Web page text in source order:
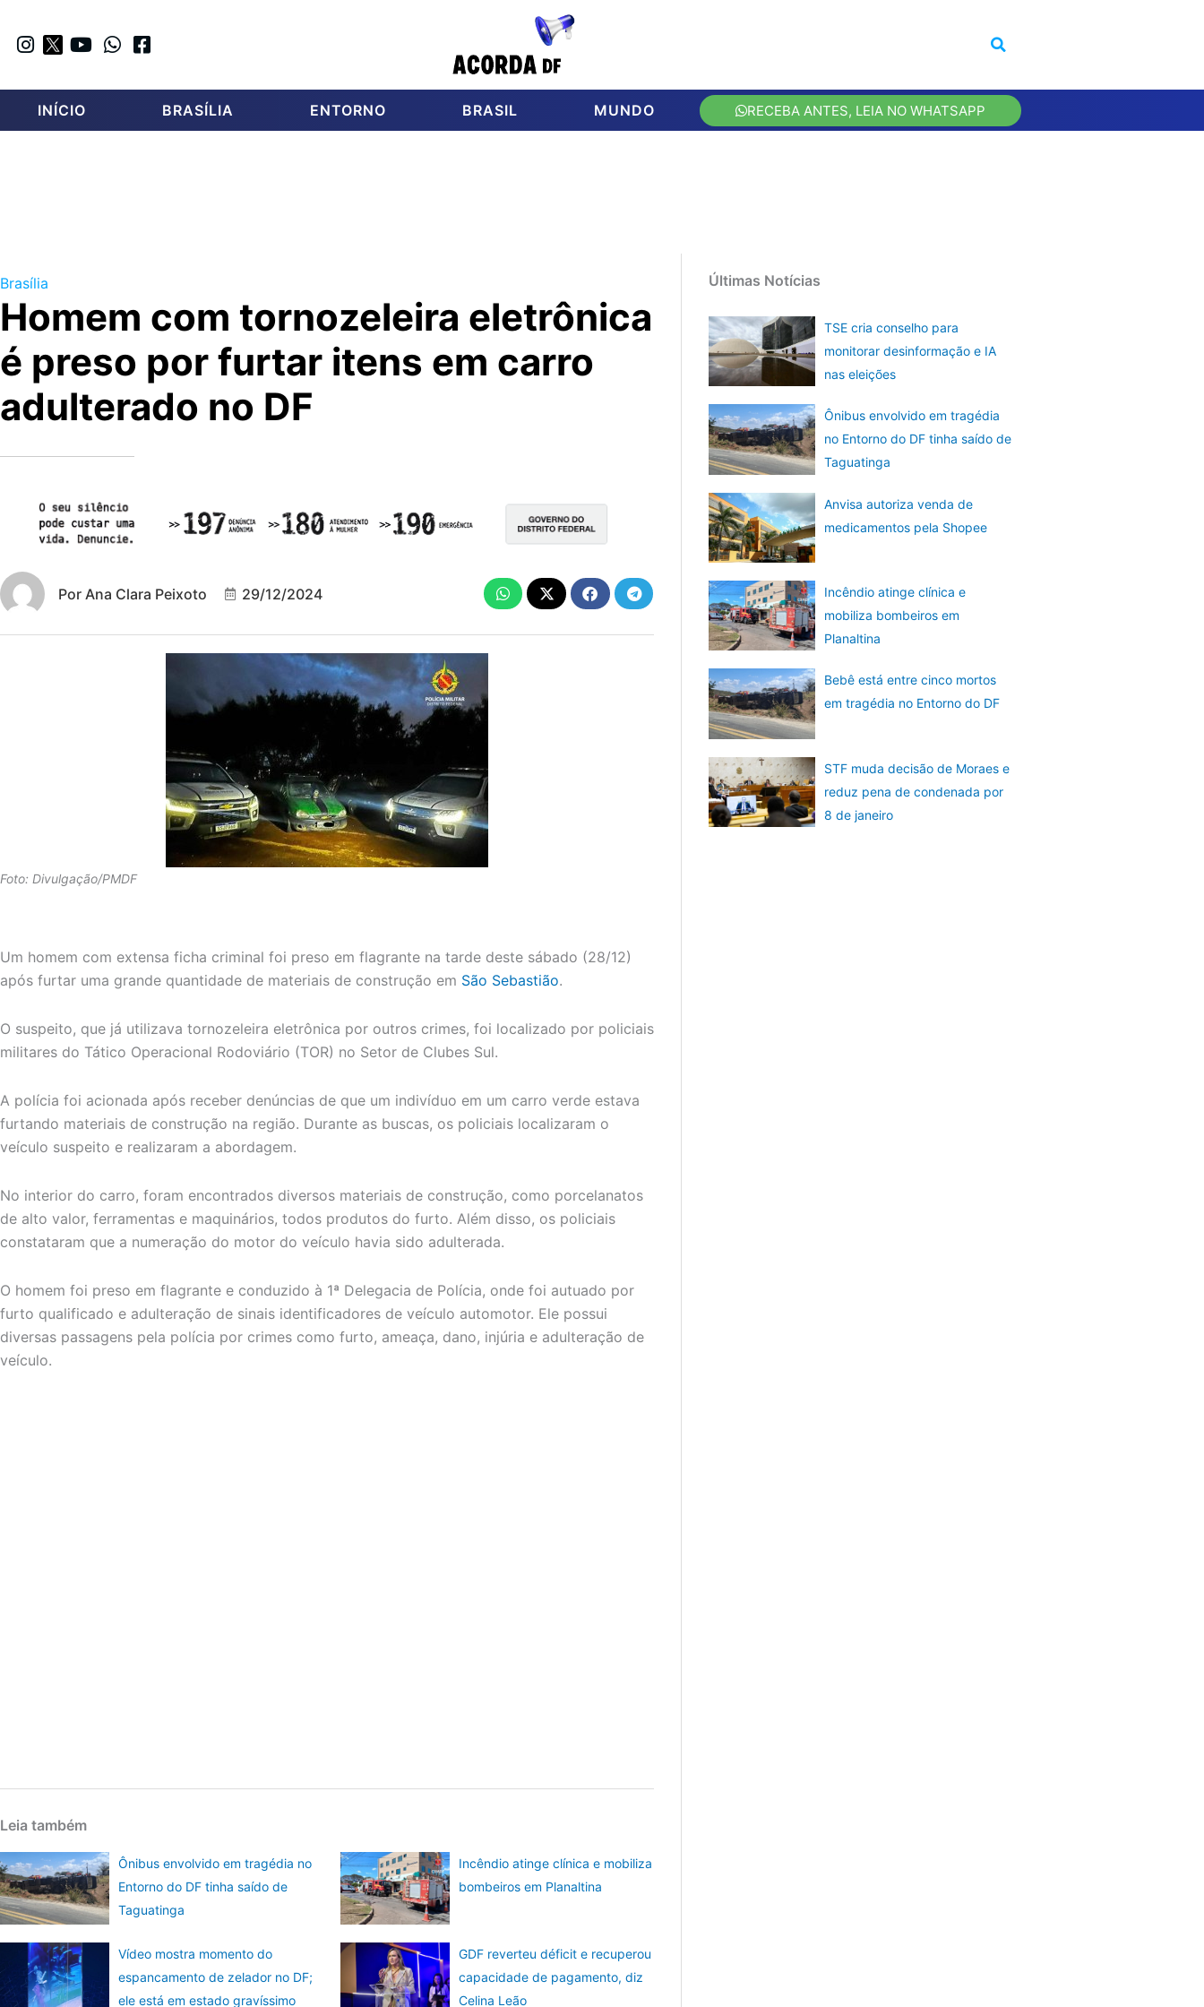
INÍCIO BRASÍLIA ENTORNO BRASIL MUNDO RECEBA ANTES, LEIA NO WHATSAPP
Brasília
Homem com tornozeleira eletrônica
é preso por furtar itens em carro
adulterado no DF
Por Ana Clara Peixoto 29/12/2024
Foto: Divulgação/PMDF
Um homem com extensa ficha criminal foi preso em flagrante na tarde deste sábado (28/12)
após furtar uma grande quantidade de materiais de construção em São Sebastião.
O suspeito, que já utilizava tornozeleira eletrônica por outros crimes, foi localizado por policiais
militares do Tático Operacional Rodoviário (TOR) no Setor de Clubes Sul.
A polícia foi acionada após receber denúncias de que um indivíduo em um carro verde estava
furtando materiais de construção na região. Durante as buscas, os policiais localizaram o
veículo suspeito e realizaram a abordagem.
No interior do carro, foram encontrados diversos materiais de construção, como porcelanatos
de alto valor, ferramentas e maquinários, todos produtos do furto. Além disso, os policiais
constataram que a numeração do motor do veículo havia sido adulterada.
O homem foi preso em flagrante e conduzido à 1ª Delegacia de Polícia, onde foi autuado por
furto qualificado e adulteração de sinais identificadores de veículo automotor. Ele possui
diversas passagens pela polícia por crimes como furto, ameaça, dano, injúria e adulteração de
veículo.
Leia também
Ônibus envolvido em tragédia no
Entorno do DF tinha saído de
Taguatinga
Incêndio atinge clínica e mobiliza
bombeiros em Planaltina
Vídeo mostra momento do
espancamento de zelador no DF;
ele está em estado gravíssimo
GDF reverteu déficit e recuperou
capacidade de pagamento, diz
Celina Leão
Últimas Notícias
TSE cria conselho para
monitorar desinformação e IA
nas eleições
Ônibus envolvido em tragédia
no Entorno do DF tinha saído de
Taguatinga
Anvisa autoriza venda de
medicamentos pela Shopee
Incêndio atinge clínica e
mobiliza bombeiros em
Planaltina
Bebê está entre cinco mortos
em tragédia no Entorno do DF
STF muda decisão de Moraes e
reduz pena de condenada por
8 de janeiro